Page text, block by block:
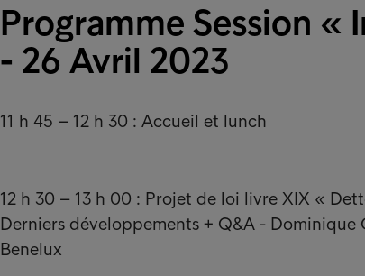
Programme Session «
- 26 Avril 2023
11 h 45 – 12 h 30 : Accueil et lunch
12 h 30 – 13 h 00 : Projet de loi livre XIX «
Derniers développements + Q&A - Dominique
Benelux